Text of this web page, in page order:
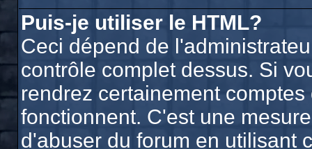
Puis-je utiliser le HTML?
Ceci dépend de
contrôle complet dessus. Si
rendrez certainement
fonctionnent. C'est une
d'abuser du forum en utilisant